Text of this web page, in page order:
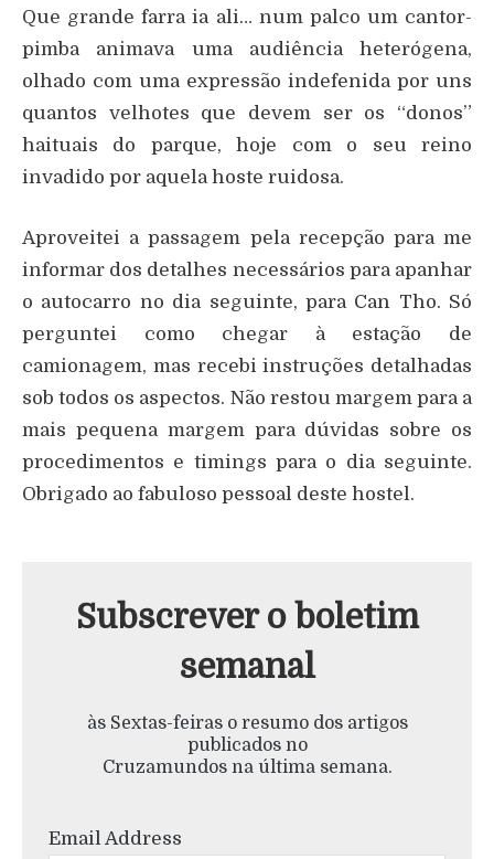
Que grande farra ia ali… num palco um cantor-
pimba animava uma audiência heterógena,
olhado com uma expressão indefenida por uns
quantos velhotes que devem ser os “donos”
haituais do parque, hoje com o seu reino
invadido por aquela hoste ruidosa.
Aproveitei a passagem pela recepção para me
informar dos detalhes necessários para apanhar
o autocarro no dia seguinte, para Can Tho. Só
perguntei como chegar à estação de
camionagem, mas recebi instruções detalhadas
sob todos os aspectos. Não restou margem para a
mais pequena margem para dúvidas sobre os
procedimentos e timings para o dia seguinte.
Obrigado ao fabuloso pessoal deste hostel.
Subscrever o boletim
semanal
às Sextas-feiras o resumo dos artigos
publicados no
Cruzamundos na última semana.
Email Address